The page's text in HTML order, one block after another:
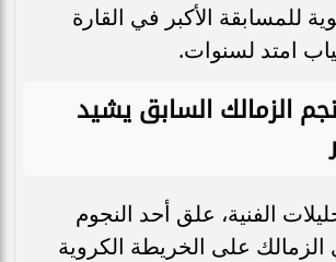
للمسابقة الأكبر في القارة
امتد لسنوات.
الزمالك السابق يشيد
الفنية، علق أحد النجوم
الزمالك على الخريطة الكروية